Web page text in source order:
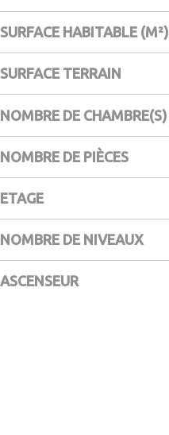
SURFACE HABITABLE (M²)
SURFACE TERRAIN
NOMBRE DE CHAMBRE(S)
NOMBRE DE PIÈCES
ETAGE
NOMBRE DE NIVEAUX
ASCENSEUR